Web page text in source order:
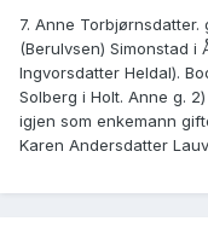
7. Anne Torbjørnsdatter.
(Berulvsen) Simonstad i
Ingvorsdatter Heldal).
Solberg i Holt. Anne g.
igjen som enkemann
Karen Andersdatter